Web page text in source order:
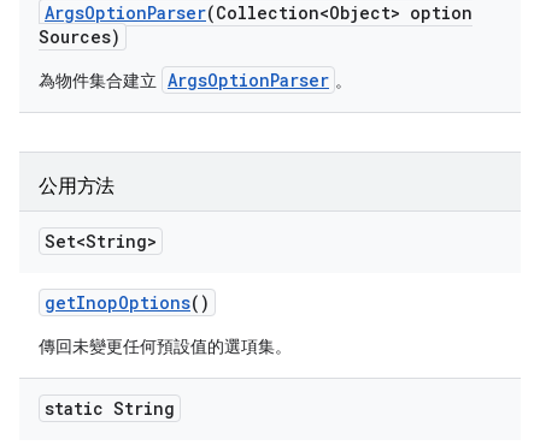
ArgsOptionParser(Collection<Object> option
Sources)
為物件集合建立 ArgsOptionParser 。
公用方法
Set<String>
getInopOptions()
傳回未變更任何預設值的選項集。
static String